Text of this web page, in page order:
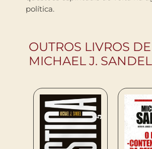
política.
OUTROS LIVROS DE
MICHAEL J. SANDEL